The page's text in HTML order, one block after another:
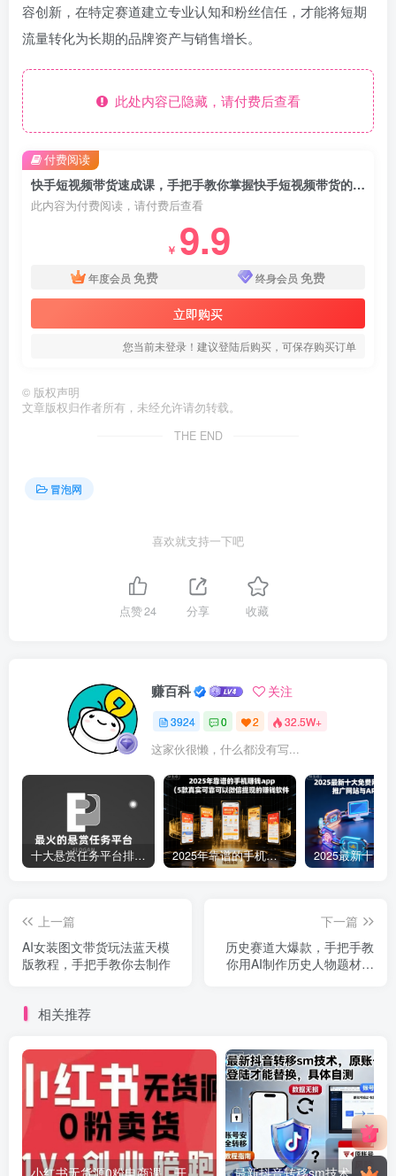
容创新，在特定赛道建立专业认知和粉丝信任，才能将短期
流量转化为长期的品牌资产与销售增长。
此处内容已隐藏，请付费后查看
快手短视频带货速成课，手把手教你掌握快手短视频带货的核心技能
此内容为付费阅读，请付费后查看
￥ 9.9
年度会员 免费 终身会员 免费
立即购买
您当前未登录！建议登陆后购买，可保存购买订单
付费阅读
© 版权声明
文章版权归作者所有，未经允许请勿转载。
THE END
冒泡网
喜欢就支持一下吧
点赞24 分享 收藏
赚百科 关注
3924 0 2 32.5W+
这家伙很懒，什么都没有写...
十大悬赏任务平台排行榜（全网最好的悬赏任务平台） 2025年靠谱的手机赚钱app（5款真实可靠可以微信提现的赚钱软件）
上一篇
AI女装图文带货玩法蓝天模
版教程，手把手教你去制作
下一篇
历史赛道大爆款，手把手教
你用AI制作历史人物题材短
相关推荐
小红书无货源0粉电商课，开店准备、选品策略、笔记撰写、视频剪辑、数据分析、账号打造、资料文档(更新26年2月)